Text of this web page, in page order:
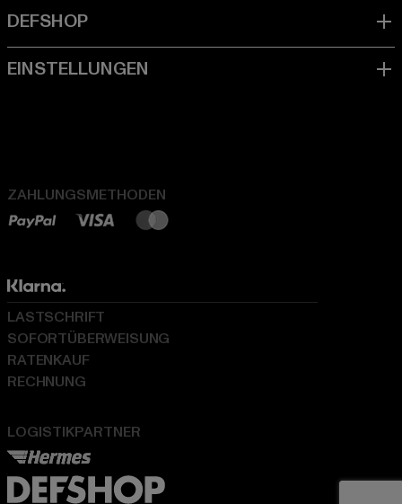
ZAHLUNGSMETHODEN
LOGISTIKPARTNER
LASTSCHRIFT
SOFORTÜBERWEISUNG
RATENKAUF
RECHNUNG